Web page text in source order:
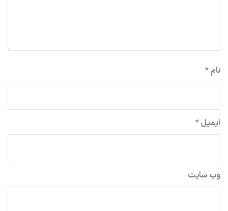
نام *
ایمیل*
وب‌ سایت